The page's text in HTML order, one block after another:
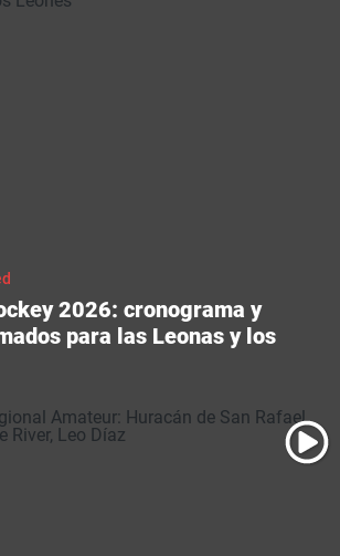
2026: cronograma y
para las Leonas y los